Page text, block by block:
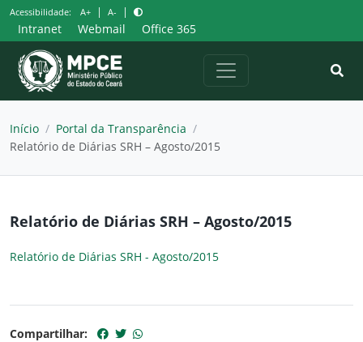
Pular
para
o
conteúdo
Acessibilidade: A+ | A- |
Intranet Webmail Office 365
Início / Portal da Transparência /
Relatório de Diárias SRH – Agosto/2015
Relatório de Diárias SRH – Agosto/2015
Relatório de Diárias SRH - Agosto/2015
Compartilhar: